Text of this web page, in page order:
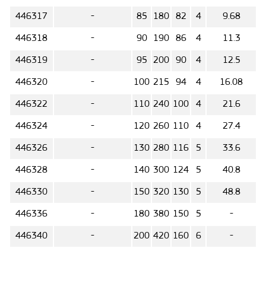
446317 - 85 180 82 4 9.68
446318 - 90 190 86 4 11.3
446319 - 95 200 90 4 12.5
446320 - 100 215 94 4 16.08
446322 - 110 240 100 4 21.6
446324 - 120 260 110 4 27.4
446326 - 130 280 116 5 33.6
446328 - 140 300 124 5 40.8
446330 - 150 320 130 5 48.8
446336 - 180 380 150 5 -
446340 - 200 420 160 6 -